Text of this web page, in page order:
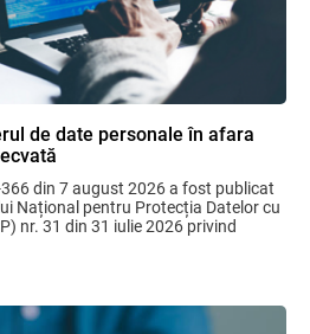
и Налоговые
Instant: Soluția inovativă pentru
de date personale în afara
din 7 august 2026 a fost publicat
Național pentru Protecția Datelor cu
nr. 31 din 31 iulie 2026 privind